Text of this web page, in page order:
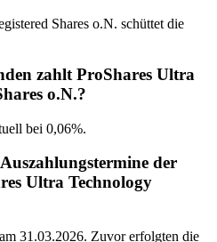
Shares o.N. schüttet die
zahlt ProShares Ultra
o.N.?
bei 0,06%.
der
Ultra Technology
31.03.2026. Zuvor erfolgten die